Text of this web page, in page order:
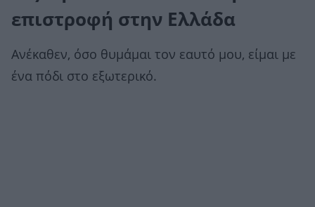
επιστροφή στην Ελλάδα
Ανέκαθεν, όσο θυμάμαι τον εαυτό μου, είμαι με
ένα πόδι στο εξωτερικό.